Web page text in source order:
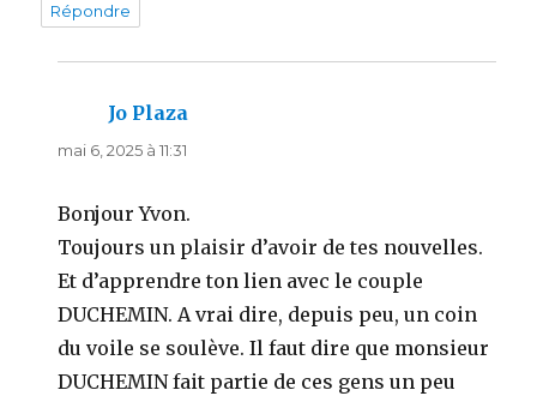
Répondre
Jo Plaza
mai 6, 2025 à 11:31
Bonjour Yvon.
Toujours un plaisir d’avoir de tes nouvelles.
Et d’apprendre ton lien avec le couple
DUCHEMIN. A vrai dire, depuis peu, un coin
du voile se soulève. Il faut dire que monsieur
DUCHEMIN fait partie de ces gens un peu